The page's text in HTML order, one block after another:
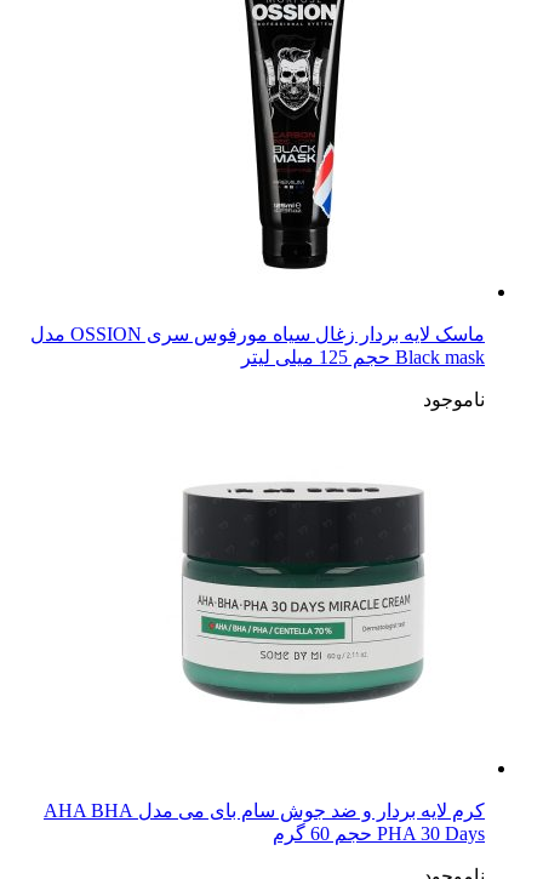
ماسک لایه بردار زغال سیاه مورفوس سری OSSION مدل
Black mask حجم 125 میلی لیتر
ناموجود
کرم لایه بردار و ضد جوش سام بای می مدل AHA BHA
PHA 30 Days حجم 60 گرم